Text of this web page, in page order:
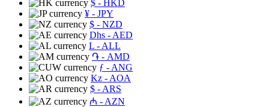
$ - HKD
¥ - JPY
$ - NZD
Dhs - AED
L - ALL
֏ - AMD
ƒ - ANG
Kz - AOA
$ - ARS
₼ - AZN